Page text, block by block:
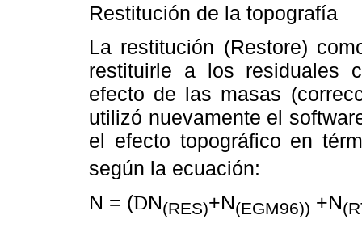
Restitución de la topografía
La restitución (Restore)
restituirle a los residuales
efecto de las masas
utilizó nuevamente el
el efecto topográfico en
según la ecuación:
N = (DN(RES)+N(EGM96)) +N